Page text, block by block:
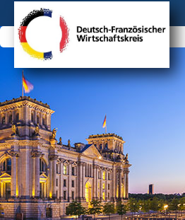
Inhalt
springen
Fußzeile
springen
DFWK
Deutsch-
Französischer
Wirtschaftskreis